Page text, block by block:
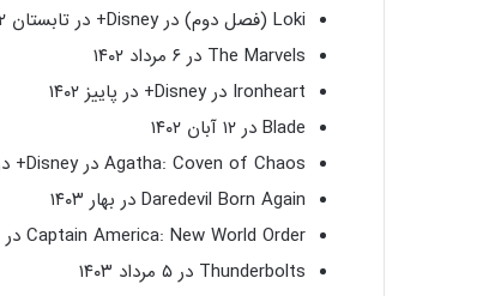
Loki (فصل دوم) در Disney+ در تابستان ۱۴۰۲
The Marvels در ۶ مرداد ۱۴۰۲
Ironheart در Disney+ در پاییز ۱۴۰۲
Blade در ۱۲ آبان ۱۴۰۲
Agatha: Coven of Chaos در Disney+ در زمستان ۱۴۰۲ یا اوایل ۱۴۰۳
Daredevil Born Again در بهار ۱۴۰۳
Captain America: New World Order در ۱۴ اردیبهشت ۱۴۰۳
Thunderbolts در ۵ مرداد ۱۴۰۳